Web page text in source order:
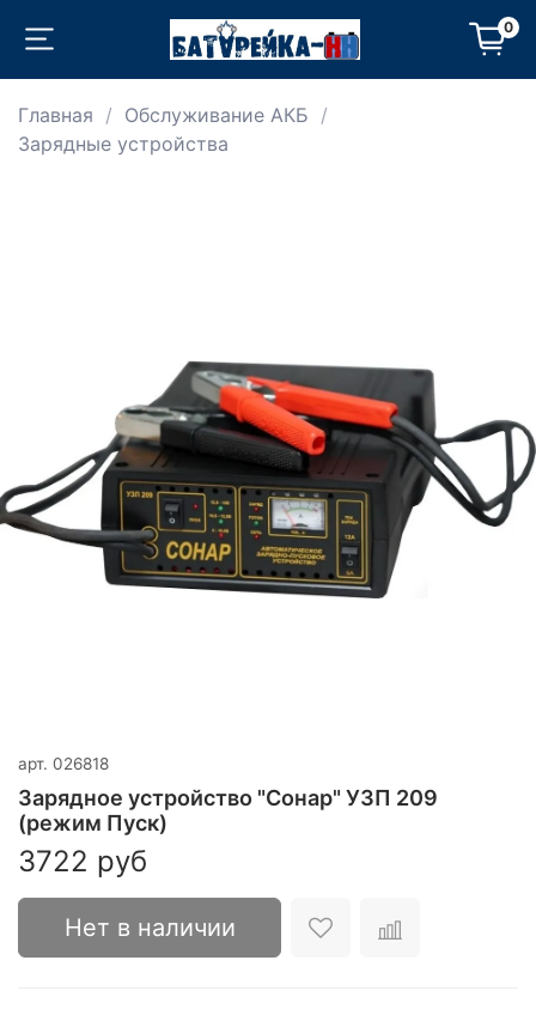
0
Главная
Обслуживание АКБ
Зарядные устройства
арт. 026818
Зарядное устройство "Сонар" УЗП 209
(режим Пуск)
3722 руб
Нет в наличии